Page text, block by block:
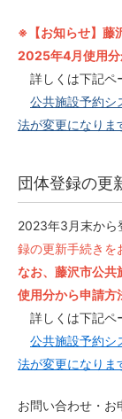
※【お知らせ】藤
2025年4月使用分
詳しくは下記ペ
公共施設予約シ
法が変更になりま
団体登録の更
2023年3月末から
録の更新手続きを
なお、藤沢市公
使用分から申請方
詳しくは下記ペ
公共施設予約シ
法が変更になりま
お問い合わせ・お